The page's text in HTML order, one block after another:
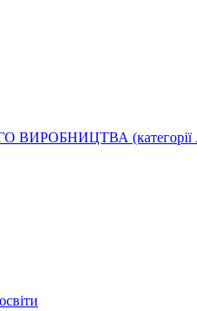
(категорії